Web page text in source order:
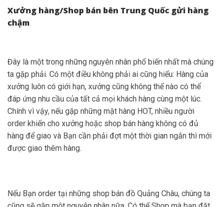
Xưởng hàng/Shop bán bên Trung Quốc gửi hàng
chậm
Đây là một trong những nguyên nhân phổ biến nhất mà chúng
ta gặp phải. Có một điều không phải ai cũng hiểu: Hàng của
xưởng luôn có giới hạn, xưởng cũng không thể nào có thể
đáp ứng nhu cầu của tất cả mọi khách hàng cùng một lúc.
Chính vì vậy, nếu gặp những mặt hàng HOT, nhiều người
order khiến cho xưởng hoặc shop bán hàng không có đủ
hàng để giao và Bạn cần phải đợt một thời gian ngắn thì mới
được giao thêm hàng.
Nếu Bạn order tại những shop bán đồ Quảng Châu, chúng ta